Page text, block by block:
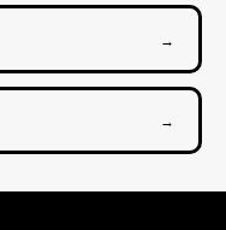
→
→